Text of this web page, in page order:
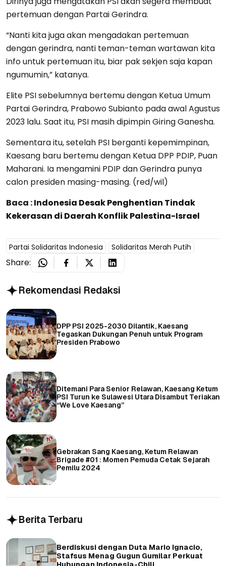
pertemuan dengan Partai Gerindra.
“Nanti kita juga akan mengadakan pertemuan
dengan gerindra, nanti teman-teman wartawan kita
info untuk pertemuan itu, biar pak sekjen saja kapan
ngumumin,” katanya.
Elite PSI sebelumnya bertemu dengan Ketua Umum
Partai Gerindra, Prabowo Subianto pada awal Agustus
2023 lalu. Saat itu, PSI masih dipimpin Giring Ganesha.
Sementara itu, setelah PSI berganti kepemimpinan,
Kaesang baru bertemu dengan Ketua DPP PDIP, Puan
Maharani. Ia mengamini PDIP dan Gerindra punya
calon presiden masing-masing. (red/wil)
Baca :Indonesia Desak Penghentian Tindak
Kekerasan di Daerah Konflik Palestina-Israel
Partai Solidaritas Indonesia Solidaritas Merah Putih
Share:
Rekomendasi Redaksi
DPP PSI 2025-2030 Dilantik, Kaesang
Tegaskan Dukungan Penuh untuk Program
Presiden Prabowo
Ditemani Para Senior Relawan, Kaesang Ketum
PSI Turun ke Sulawesi Utara Disambut Teriakan
“We Love Kaesang”
Gebrakan Sang Kaesang, Ketum Relawan
Brigade #01 : Momen Pemuda Cetak Sejarah
Pemilu 2024
Berita Terbaru
Berdiskusi dengan Duta Mario Ignacio,
Stafsus Menag Gugun Gumilar Perkuat